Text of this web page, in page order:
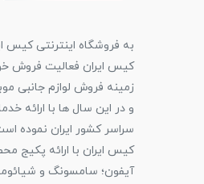
به فروشگاه اینترنتی کیس
کیس ایران فعالیت فروش
و در این سال ها با ارائه
سراسر کشور ایران نموده
کیس ایران با ارائه پکیج
آیفون؛ سامسونگ و